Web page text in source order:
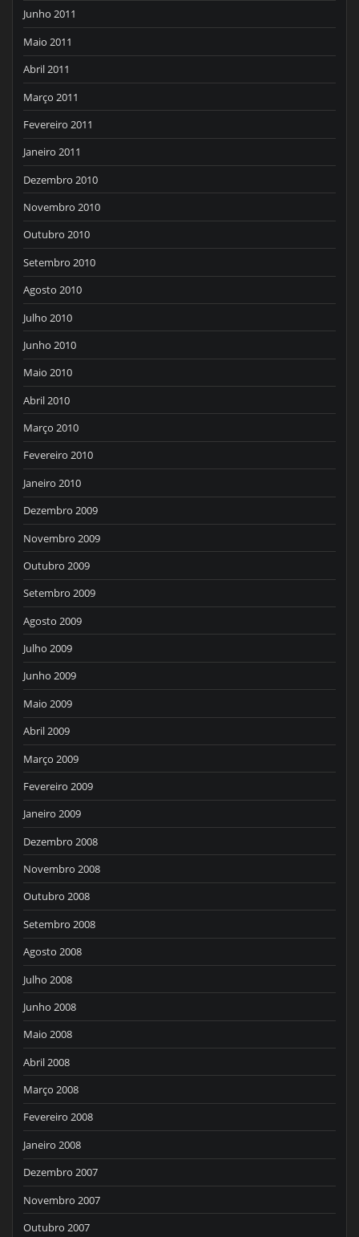
Junho 2011
Maio 2011
Abril 2011
Março 2011
Fevereiro 2011
Janeiro 2011
Dezembro 2010
Novembro 2010
Outubro 2010
Setembro 2010
Agosto 2010
Julho 2010
Junho 2010
Maio 2010
Abril 2010
Março 2010
Fevereiro 2010
Janeiro 2010
Dezembro 2009
Novembro 2009
Outubro 2009
Setembro 2009
Agosto 2009
Julho 2009
Junho 2009
Maio 2009
Abril 2009
Março 2009
Fevereiro 2009
Janeiro 2009
Dezembro 2008
Novembro 2008
Outubro 2008
Setembro 2008
Agosto 2008
Julho 2008
Junho 2008
Maio 2008
Abril 2008
Março 2008
Fevereiro 2008
Janeiro 2008
Dezembro 2007
Novembro 2007
Outubro 2007